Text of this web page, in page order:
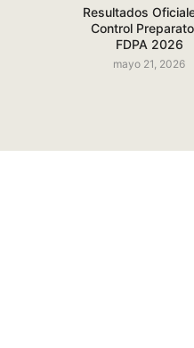
Resultados
Control
FDPA 2026
mayo 21, 2026